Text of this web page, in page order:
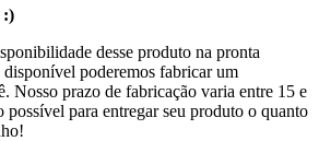
:)
desse produto na pronta
disponível poderemos fabricar um
Nosso prazo de fabricação varia entre 15 e
possível para entregar seu produto o quanto